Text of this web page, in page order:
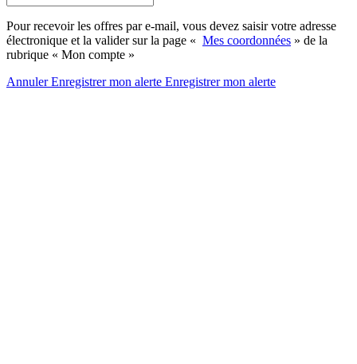
Pour recevoir les offres par e-mail, vous devez saisir votre adresse
électronique et la valider sur la page « Mes coordonnées » de la
rubrique « Mon compte »
AnnulerEnregistrer mon alerte Enregistrermon alerte